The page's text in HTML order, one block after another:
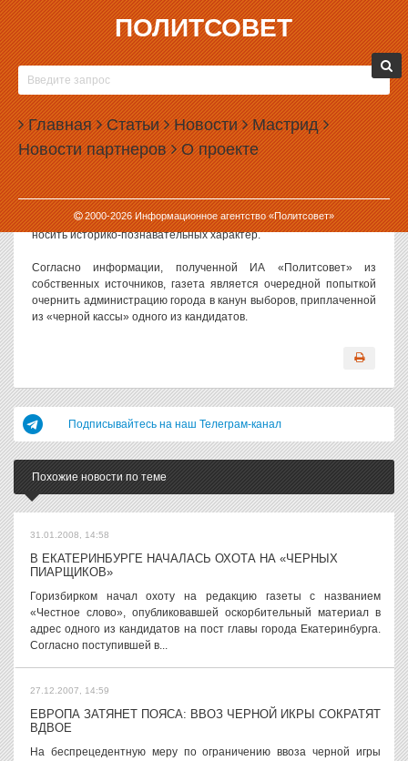
ПОЛИТСОВЕТ
Главная Статьи Новости Мастрид
Новости партнеров О проекте
2000-2026Информационное агентство «Политсовет»
21.11.2003, 11:39
ОЖИДАЕТСЯ ПОЯВЛЕНИЕ ОЧЕРЕДНОЙ
«ЧЕРНОЙ» ГАЗЕТЫ
В Екатеринбурге готовится масштабный выброс очередной
«черной газеты». С сегодняшнего дня в эфире радиостанций
Екатеринбурга появились ролики, рекламирующие новое
печатное издание - городскую роман-газету «Тайны третьей
столицы». Учитывая, что до выборов мэра Екатеринбурга
осталось всего 10 дней, эксперты сомневаются, что газета будет
носить историко-познавательных характер.
Согласно информации, полученной ИА «Политсовет» из
собственных источников, газета является очередной попыткой
очернить администрацию города в канун выборов, приплаченной
из «черной кассы» одного из кандидатов.
Подписывайтесь на наш Телеграм-канал
Похожие новости по теме
31.01.2008, 14:58
В ЕКАТЕРИНБУРГЕ НАЧАЛАСЬ ОХОТА НА «ЧЕРНЫХ
ПИАРЩИКОВ»
Горизбирком начал охоту на редакцию газеты с названием
«Честное слово», опубликовавшей оскорбительный материал в
адрес одного из кандидатов на пост главы города Екатеринбурга.
Согласно поступившей в...
27.12.2007, 14:59
ЕВРОПА ЗАТЯНЕТ ПОЯСА: ВВОЗ ЧЕРНОЙ ИКРЫ СОКРАТЯТ
ВДВОЕ
На беспрецедентную меру по ограничению ввоза черной игры